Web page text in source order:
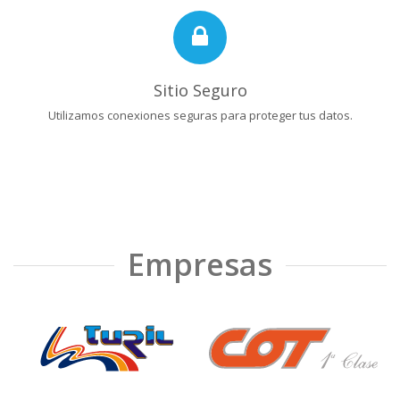
Sitio Seguro
Utilizamos conexiones seguras para proteger tus datos.
Empresas
❮ ❯